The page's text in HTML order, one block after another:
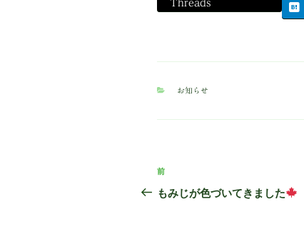
Threads
カ
お知らせ
投
稿
前
の
前
もみじが色づいてきました